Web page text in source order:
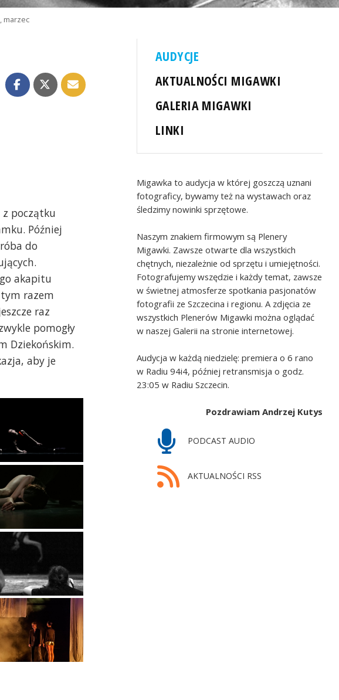
marzec
początku
Później
do
akapitu
razem
raz
pomogły
Dziekońskim.
aby je
AUDYCJE
AKTUALNOŚCI MIGAWKI
GALERIA MIGAWKI
LINKI
Migawka to audycja w której goszczą uznani
fotograficy, bywamy też na wystawach oraz
śledzimy nowinki sprzętowe.
Naszym znakiem firmowym są Plenery
Migawki. Zawsze otwarte dla wszystkich
chętnych, niezależnie od sprzętu i umiejętności.
Fotografujemy wszędzie i każdy temat, zawsze
w świetnej atmosferze spotkania pasjonatów
fotografii ze Szczecina i regionu. A zdjęcia ze
wszystkich Plenerów Migawki można oglądać
w naszej Galerii na stronie internetowej.
Audycja w każdą niedzielę: premiera o 6 rano
w Radiu 94i4, później retransmisja o godz.
23:05 w Radiu Szczecin.
Pozdrawiam Andrzej Kutys
PODCAST AUDIO
AKTUALNOŚCI RSS